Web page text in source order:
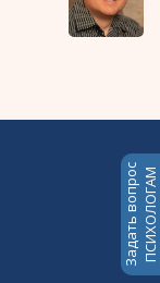
Задать вопросПСИХОЛОГАМ